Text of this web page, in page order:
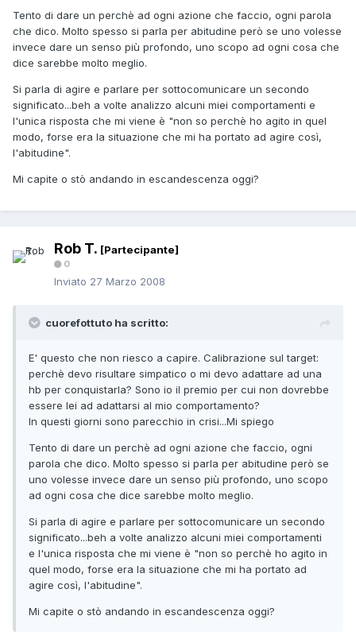
Tento di dare un perchè ad ogni azione che faccio, ogni parola
che dico. Molto spesso si parla per abitudine però se uno volesse
invece dare un senso più profondo, uno scopo ad ogni cosa che
dice sarebbe molto meglio.
Si parla di agire e parlare per sottocomunicare un secondo
significato...beh a volte analizzo alcuni miei comportamenti e
l'unica risposta che mi viene è "non so perchè ho agito in quel
modo, forse era la situazione che mi ha portato ad agire così,
l'abitudine".
Mi capite o stò andando in escandescenza oggi?
Rob T. [Partecipante]
0
Inviato 27 Marzo 2008
cuorefottuto ha scritto:
E' questo che non riesco a capire. Calibrazione sul target:
perchè devo risultare simpatico o mi devo adattare ad una
hb per conquistarla? Sono io il premio per cui non dovrebbe
essere lei ad adattarsi al mio comportamento?
In questi giorni sono parecchio in crisi...Mi spiego
Tento di dare un perchè ad ogni azione che faccio, ogni
parola che dico. Molto spesso si parla per abitudine però se
uno volesse invece dare un senso più profondo, uno scopo
ad ogni cosa che dice sarebbe molto meglio.
Si parla di agire e parlare per sottocomunicare un secondo
significato...beh a volte analizzo alcuni miei comportamenti
e l'unica risposta che mi viene è "non so perchè ho agito in
quel modo, forse era la situazione che mi ha portato ad
agire così, l'abitudine".
Mi capite o stò andando in escandescenza oggi?